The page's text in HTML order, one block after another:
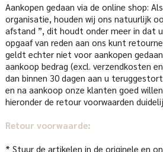
Aankopen gedaan via de online shop:
organisatie, houden wij ons natuurlijk
afstand ”, dit houdt onder meer in dat
opgaaf van reden aan ons kunt
geldt echter niet voor aankopen
aankoop bedrag (excl. verzendkosten
dan binnen 30 dagen aan u
en na aankoop onze klanten goed
hieronder de retour voorwaarden
Retour voorwaarde:
* Stuur de artikelen in de originele en